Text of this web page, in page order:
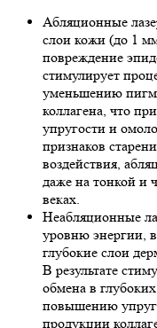
Абляционные
слои кожи (до 1
повреждение
стимулирует
уменьшению
коллагена, что
упругости и
признаков
воздействия,
даже на тонкой и
веках.
Неабляционные
уровню энергии,
глубокие слои
В результате
обмена в
повышению
продукции